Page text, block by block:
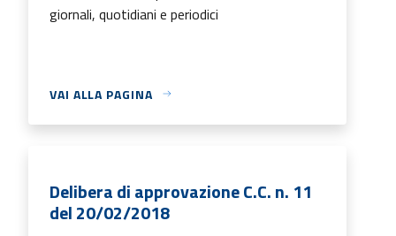
giornali, quotidiani e periodici
VAI ALLA PAGINA
Delibera di approvazione C.C. n. 11
del 20/02/2018